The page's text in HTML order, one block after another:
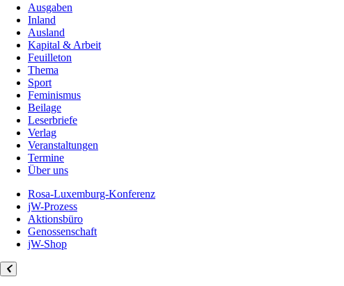
Ausgaben
Inland
Ausland
Kapital & Arbeit
Feuilleton
Thema
Sport
Feminismus
Beilage
Leserbriefe
Verlag
Veranstaltungen
Termine
Über uns
Rosa-Luxemburg-Konferenz
jW-Prozess
Aktionsbüro
Genossenschaft
jW-Shop